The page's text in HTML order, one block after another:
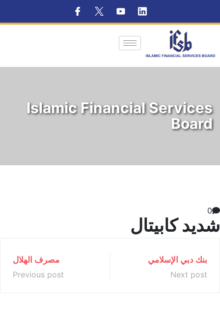
Islamic Financial Services
Board
0
شديد كابيتال
مصرف الهلال
Previous post
بنك دبي الإسلامي
Next post